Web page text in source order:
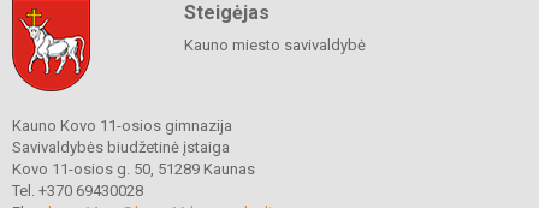
Steigėjas
Kauno miesto savivaldybė
Kauno Kovo 11-osios gimnazija
Savivaldybės biudžetinė įstaiga
Kovo 11-osios g. 50, 51289 Kaunas
Tel. +370 69430028